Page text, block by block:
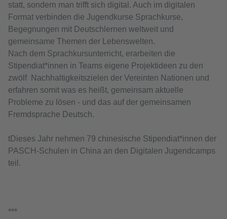
statt, sondern man trifft sich digital. Auch im digitalen
Format verbinden die Jugendkurse Sprachkurse,
Begegnungen mit Deutschlernen weltweit und
gemeinsame Themen der Lebenswelten.
Nach dem Sprachkursunterricht, erarbeiten die
Stipendiat*innen in Teams eigene Projektideen zu den
zwölf Nachhaltigkeitszielen der Vereinten Nationen und
erfahren somit was es heißt, gemeinsam aktuelle
Probleme zu lösen - und das auf der gemeinsamen
Fremdsprache Deutsch.
tDieses Jahr nehmen 79 chinesische Stipendiat*innen der
PASCH-Schulen in China an den Digitalen Jugendcamps
teil.
***